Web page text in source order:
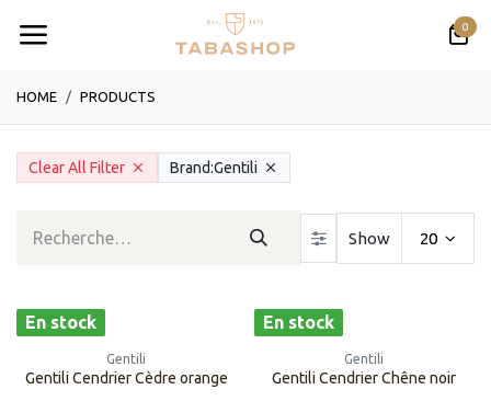
0
HOME PRODUCTS
Clear All Filter Brand:Gentili
Show 20
En stock
Gentili
Gentili Cendrier Cèdre orange
En stock
Gentili
Gentili Cendrier Chêne noir